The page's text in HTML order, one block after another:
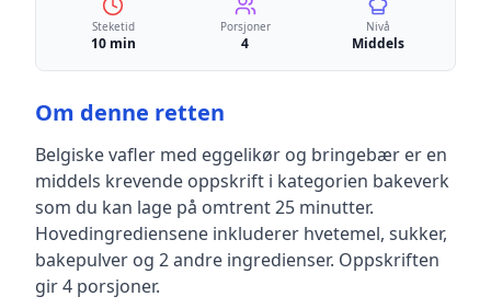
Steketid
10 min
Porsjoner
4
Nivå
Middels
Om denne retten
Belgiske vafler med eggelikør og bringebær er en
middels krevende oppskrift i kategorien bakeverk
som du kan lage på omtrent 25 minutter.
Hovedingrediensene inkluderer hvetemel, sukker,
bakepulver og 2 andre ingredienser. Oppskriften
gir4 porsjoner.